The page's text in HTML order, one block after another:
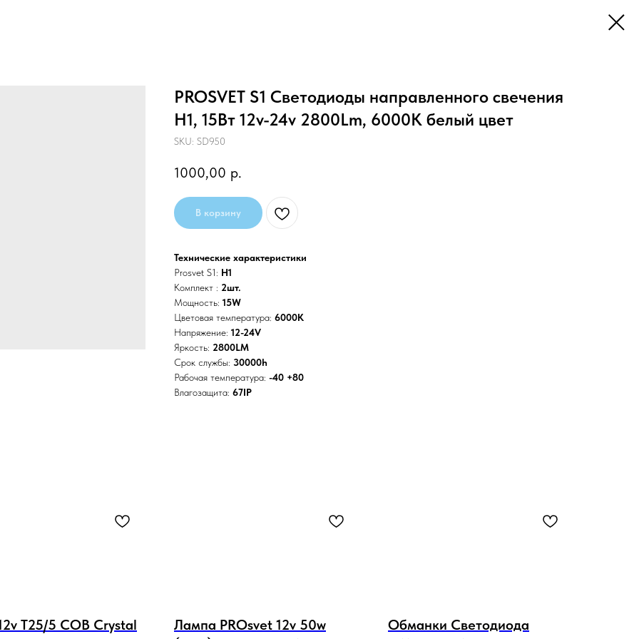
PROSVET S1 Светодиоды направленного свечения
H1, 15Вт 12v-24v 2800Lm, 6000K белый цвет
SKU: SD950
1000,00 р.
В корзину
Технические характеристики
Prosvet S1: H1
Комплект : 2шт.
Мощность: 15W
Цветовая температура: 6000K
Напряжение: 12-24V
Яркость: 2800LM
Срок службы: 30000h
Рабочая температура: -40 +80
Влагозащита: 67IP
T25/5 COB Crystal
Лампа PROsvet 12v 50w
Обманки Светодиода